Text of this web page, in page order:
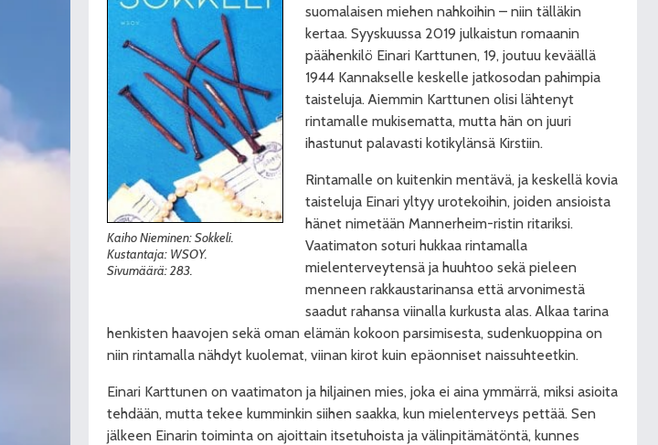
Kaiho Nieminen: Sokkeli.
Kustantaja: WSOY.
Sivumäärä: 283.
suomalaisen miehen nahkoihin – niin tälläkin
kertaa. Syyskuussa 2019 julkaistun romaanin
päähenkilö Einari Karttunen, 19, joutuu keväällä
1944 Kannakselle keskelle jatkosodan pahimpia
taisteluja. Aiemmin Karttunen olisi lähtenyt
rintamalle mukisematta, mutta hän on juuri
ihastunut palavasti kotikylänsä Kirstiin.
Rintamalle on kuitenkin mentävä, ja keskellä kovia
taisteluja Einari yltyy urotekoihin, joiden ansioista
hänet nimetään Mannerheim-ristin ritariksi.
Vaatimaton soturi hukkaa rintamalla
mielenterveytensä ja huuhtoo sekä pieleen
menneen rakkaustarinansa että arvonimestä
saadut rahansa viinalla kurkusta alas. Alkaa tarina
henkisten haavojen sekä oman elämän kokoon parsimisesta, sudenkuoppina on
niin rintamalla nähdyt kuolemat, viinan kirot kuin epäonniset naissuhteetkin.
Einari Karttunen on vaatimaton ja hiljainen mies, joka ei aina ymmärrä, miksi asioita
tehdään, mutta tekee kumminkin siihen saakka, kun mielenterveys pettää. Sen
jälkeen Einarin toiminta on ajoittain itsetuhoista ja välinpitämätöntä, kunnes